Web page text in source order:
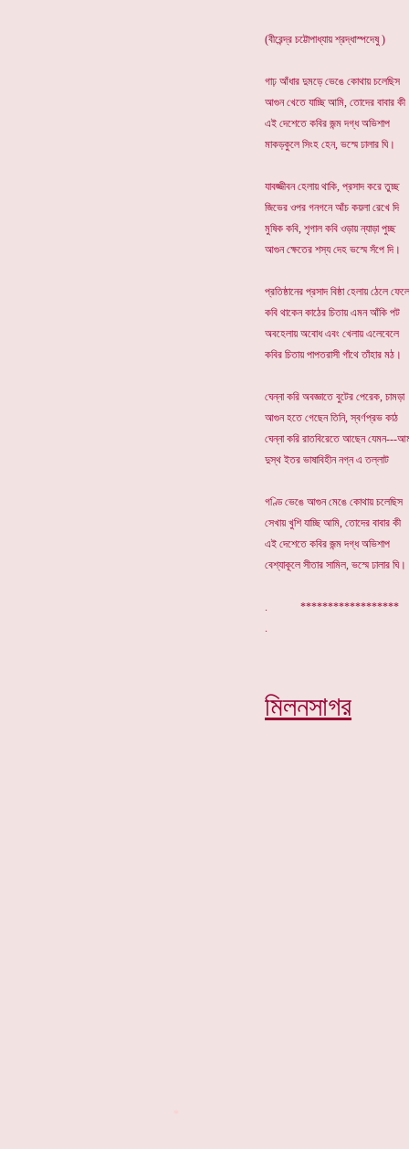
(বীরেন্দ্র চট্টোপাধ্যায় শ্রদ্ধাস্পদেষু )
গাঢ় আঁধার দুমড়ে ভেঙে কোথায় চলেছিস
আগুন খেতে যাচ্ছি আমি, তোদের বাবার কী
এই দেশেতে কবির জন্ম দগ্ধ অভিশাপ
মাকড়কুলে সিংহ হেন, ভস্মে ঢালার ঘি।
যাবজ্জীবন হেলায় থাকি, প্রসাদ করে তুচ্ছ
জিভের ওপর গনগনে আঁচ কয়লা রেখে দি
মুষিক কবি, শৃগাল কবি ওড়ায় ন্যাড়া পুচ্ছ
আগুন ক্ষেতের শস্য দেহ ভস্মে সঁপে দি।
প্রতিষ্ঠানের প্রসাদ বিষ্ঠা হেলায় ঠেলে ফেলে
কবি থাকেন কাঠের চিতায় এমন আঁকি পট
অবহেলায় অবোধ এবং খেলায় এলেবেলে
কবির চিতায় পাপতরাসী গাঁথে তাঁহার মঠ।
ঘেন্না করি অবজ্ঞাতে বুটের পেরেক, চামড়া
আগুন হতে গেছেন তিনি, স্বর্ণপ্রভ কাঠ
ঘেন্না করি রাতবিরেতে আছেন যেমন---
দুস্থ ইতর ভাষাবিহীন নগ্ন এ তল্লাট
গণ্ডি ভেঙে আগুন মেঙে কোথায় চলেছিস
সেখায় খুশি যাচ্ছি আমি, তোদের বাবার কী
এই দেশেতে কবির জন্ম দগ্ধ অভিশাপ
বেশ্যাকূলে সীতার সামিল, ভস্মে ঢালার ঘি।
.
মিলনসাগর